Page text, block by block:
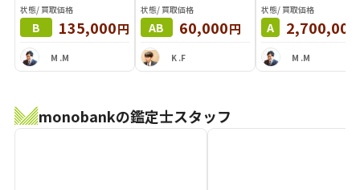
状態/ 買取価格
B 135,000円
M .M
状態/ 買取価格
AB 60,000円
K .F
状態/ 買取価格
A 2,700,000
M .M
monobankの鑑定士スタッフ